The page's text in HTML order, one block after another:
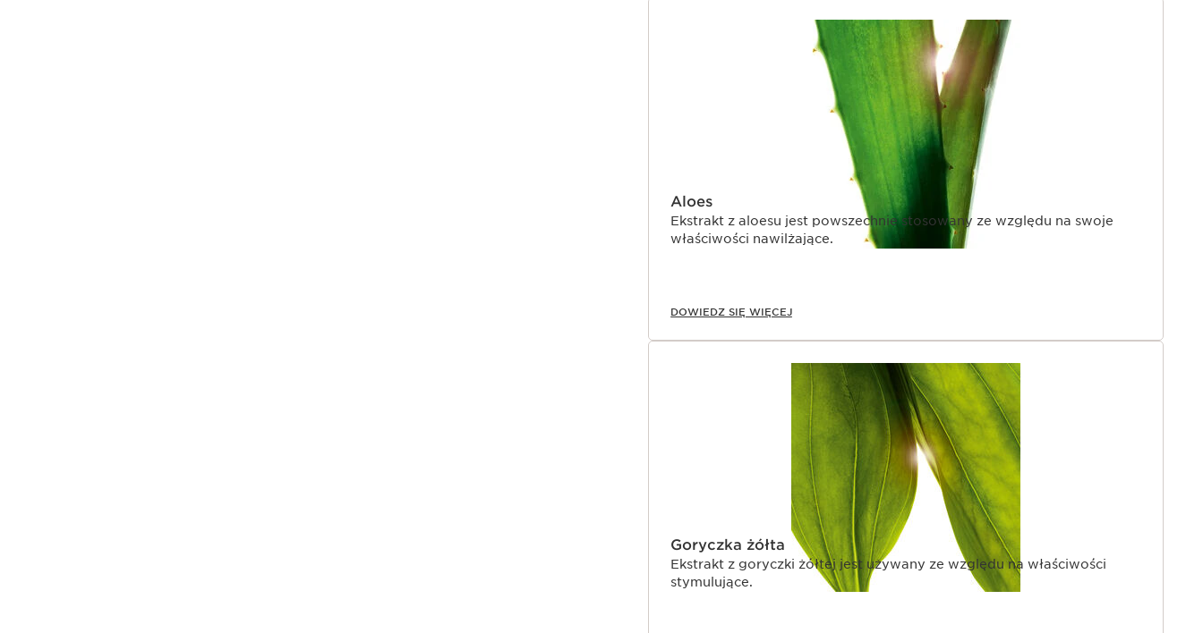
Aloes
Ekstrakt z aloesu jest powszechnie stosowany ze względu na swoje
właściwości nawilżające.
DOWIEDZ SIĘ WIĘCEJ
Goryczka żółta
Ekstrakt z goryczki żółtej jest używany ze względu na właściwości
stymulujące.